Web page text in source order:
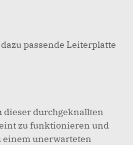
passende Leiterplatte
dieser durchgeknallten
zu funktionieren und
einem unerwarteten